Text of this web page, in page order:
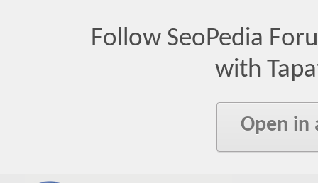
Follow SeoPedia
with
Open in